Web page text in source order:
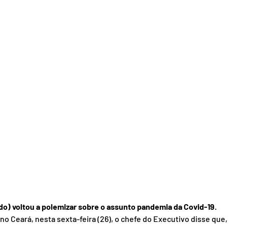
voltou a polemizar sobre o assunto pandemia da Covid-19.
Ceará, nesta sexta-feira (26), o chefe do Executivo disse que,